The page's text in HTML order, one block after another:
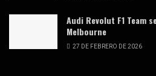
Audi Revolut F1 Team
Melbourne
27 DE FEBRERO DE 2026